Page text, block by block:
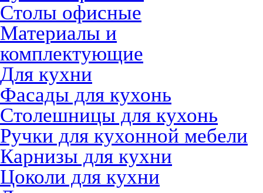
Столы офисные
Материалы и
комплектующие
Для кухни
Фасады для кухонь
Столешницы для кухонь
Ручки для кухонной мебели
Карнизы для кухни
Цоколи для кухни